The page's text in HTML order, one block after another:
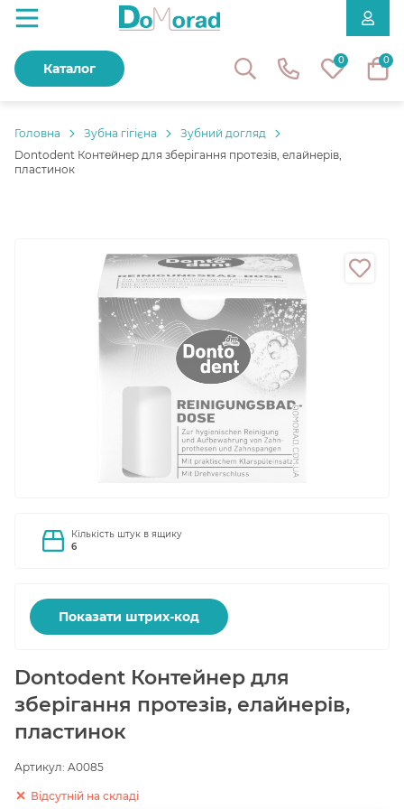
0 0
Каталог
Головнa Зубна гігієна
Зубний догляд
Dontodent Контейнер для зберігання протезів, елайнерів,
пластинок
Кількість штук в ящику
6
Показати штрих-код
Dontodent Контейнер для
зберігання протезів, елайнерів,
пластинок
Артикул: A0085
Відсутній на складі